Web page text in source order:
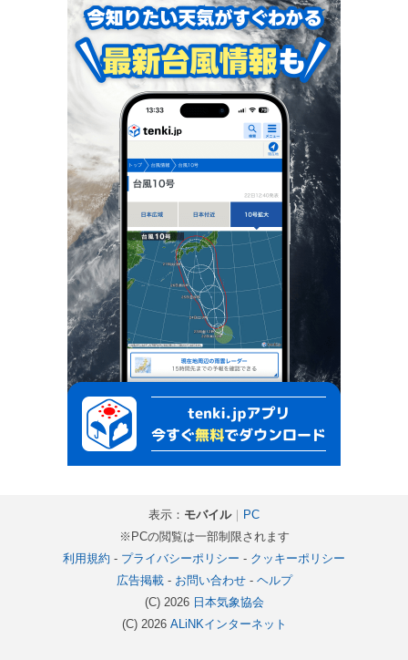
表示： モバイル｜ PC
※PCの閲覧は一部制限されます
利用規約 - プライバシーポリシー - クッキーポリシー
広告掲載- お問い合わせ- ヘルプ
(C) 2026 日本気象協会
(C) 2026 ALiNKインターネット